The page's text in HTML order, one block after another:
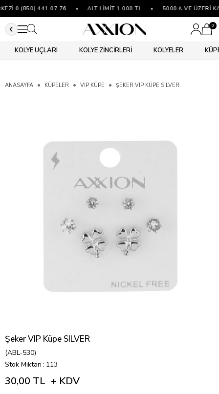
0 (850) 441 07 76 ALT LİMİT 1.000 TL 5000 ₺ VE ÜZERİ
0
KOLYE UÇLARI KOLYE ZİNCİRLERİ KOLYELER
ANASAYFA KÜPELER VIP KÜPE ŞEKER VIP KÜPE SILVER
Şeker VIP Küpe SILVER
(ABL-530)
Stok Miktarı : 113
30,00 TL + KDV